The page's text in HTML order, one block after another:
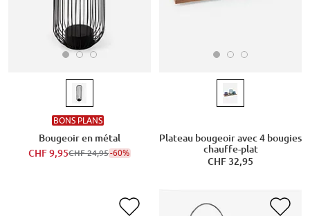
BONS PLANS
Bougeoir en métal
CHF 9,95CHF 24,95-60%
Plateau bougeoir avec 4 bougies
chauffe-plat
CHF 32,95